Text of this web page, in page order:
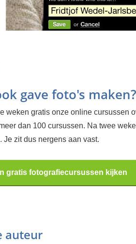
gave foto's maken?
weken gratis onze online cursussen
dan 100 cursussen. Na twee
Je zit dus nergens aan vast.
gratis fotografiecursussen kijken
auteur